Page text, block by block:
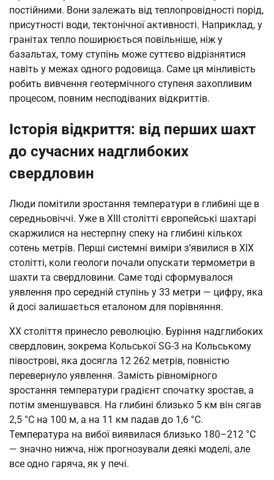
постійними. Вони залежать від теплопровідності порід,
присутності води, тектонічної активності. Наприклад, у
гранітах тепло поширюється повільніше, ніж у
базальтах, тому ступінь може суттєво відрізнятися
навіть у межах одного родовища. Саме ця мінливість
робить вивчення геотермічного ступеня захопливим
процесом, повним несподіваних відкриттів.
Історія відкриття: від перших шахт
до сучасних надглибоких
свердловин
Люди помітили зростання температури в глибині ще в
середньовіччі. Уже в XIII столітті європейські шахтарі
скаржилися на нестерпну спеку на глибині кількох
сотень метрів. Перші системні виміри з’явилися в XIX
столітті, коли геологи почали опускати термометри в
шахти та свердловини. Саме тоді сформувалося
уявлення про середній ступінь у 33 метри — цифру, яка
й досі залишається еталоном для порівняння.
XX століття принесло революцію. Буріння надглибоких
свердловин, зокрема Кольської SG-3 на Кольському
півострові, яка досягла 12 262 метрів, повністю
перевернуло уявлення. Замість рівномірного
зростання температури градієнт спочатку зростав, а
потім зменшувався. На глибині близько 5 км він сягав
2,5 °C на 100 м, а на 11 км падав до 1,6 °C.
Температура на вибої виявилася близько 180–212 °C
— значно нижча, ніж прогнозували деякі моделі, але
все одно гаряча, як у печі.